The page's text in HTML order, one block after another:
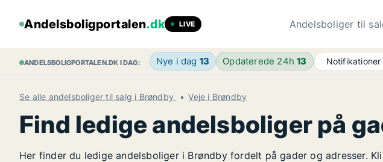
Andelsboligportalen.dk LIVE Andelsboliger til
ANDELSBOLIGPORTALEN.DK I DAG: Nye i dag 13 Opdaterede 24h13
Se alle andelsboliger til salg i Brøndby Veje i Brøndby
Find ledige andelsboliger på
Her finder du ledige andelsboliger i Brøndby fordelt på gader og adresser.